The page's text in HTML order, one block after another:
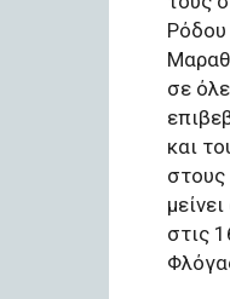
Ρόδου
σε
και
στους
στις